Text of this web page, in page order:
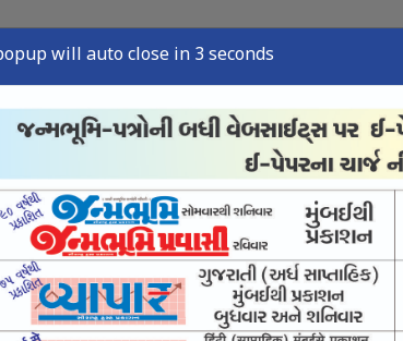
ક્રાઇમ ન્યુઝ સ્પોર્ટ્સ ન્યુઝ તંત્રી લેખ
will auto close in 2 seconds
કન્યા મંદિરની 21 વિદ્યાર્થિની પર